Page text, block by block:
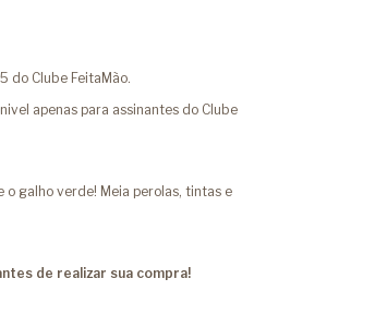
do Clube FeitaMão.
apenas para assinantes do Clube
galho verde! Meia perolas, tintas e
de realizar sua compra!